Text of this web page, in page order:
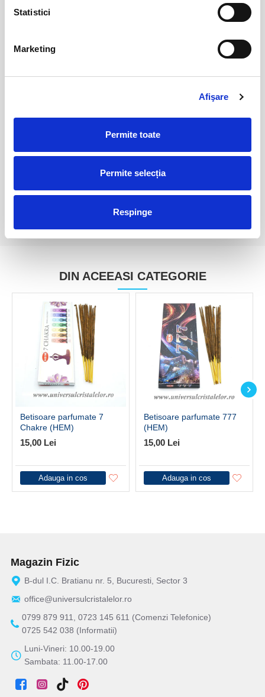
Statistici
Marketing
Afişare
Permite toate
Permite selecția
Respinge
Betisoare parfumate salvie
albastra
Betisoare parfumate salvie
alba
DIN ACEEASI CATEGORIE
Betisoare parfumate 7
Chakre (HEM)
15,00 Lei
Adauga in cos
Betisoare parfumate 777
(HEM)
15,00 Lei
Adauga in cos
Magazin Fizic
B-dul I.C. Bratianu nr. 5, Bucuresti, Sector 3
office@universulcristalelor.ro
0799 879 911, 0723 145 611 (Comenzi Telefonice)
0725 542 038 (Informatii)
Luni-Vineri: 10.00-19.00
Sambata: 11.00-17.00